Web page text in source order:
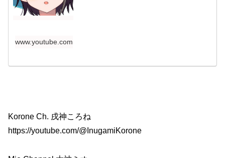
www.youtube.com
Korone Ch. 戌神ころね
https://youtube.com/@InugamiKorone